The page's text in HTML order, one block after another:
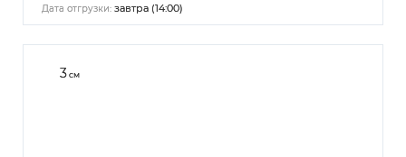
Дата отгрузки: завтра (14:00)
3см